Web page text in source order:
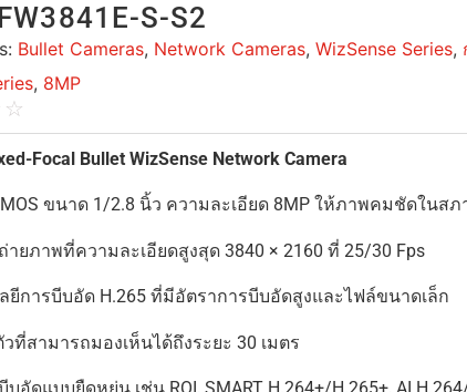
S-S2
Bullet Cameras, Network Cameras, WizSense Series,
, 8MP
☆
Focal Bullet WizSense Network Camera
ขนาด 1/2.8 นิ้ว ความละเอียด 8MP ให้ภาพคมชัดในส
ายภาพที่ความละเอียดสูงสุด 3840 × 2160 ที่ 25/30 Fps
ยีการบีบอัด H.265 ที่มีอัตราการบีบอัดสูงและไฟล์ขนาดเล็ก
วที่สามารถมองเห็นได้ถึงระยะ 30 เมตร